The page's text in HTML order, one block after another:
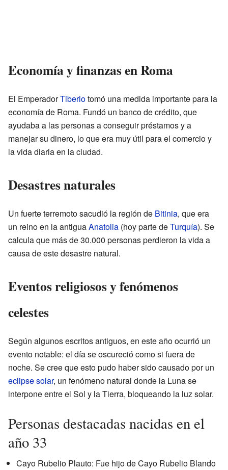
Economía y finanzas en Roma
El EmperadorTiberiotomó una medida importante para la
economía de Roma. Fundó un banco de crédito, que
ayudaba a las personas a conseguir préstamos y a
manejar su dinero, lo que era muy útil para el comercio y
la vida diaria en la ciudad.
Desastres naturales
Un fuerte terremoto sacudió la región de Bitinia, que era
un reino en la antiguaAnatolia (hoy parte deTurquía). Se
calcula que más de 30.000 personas perdieron la vida a
causa de este desastre natural.
Eventos religiosos y fenómenos
celestes
Según algunos escritos antiguos, en este año ocurrió un
evento notable: el día se oscureció como si fuera de
noche. Se cree que esto pudo haber sido causado por un
eclipse solar, un fenómeno natural donde la Luna se
interpone entre el Sol y la Tierra, bloqueando la luz solar.
Personas destacadas nacidas en el
año 33
Cayo Rubelio Plauto: Fue hijo de Cayo Rubelio Blando